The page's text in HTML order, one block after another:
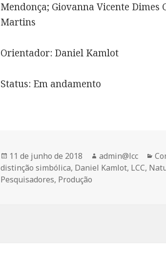
Mendonça; Giovanna Vicente Dimes
Martins
Orientador: Daniel Kamlot
Status: Em andamento
Publicado
em
11 de junho de 2018 Autor
admin@lcc
distinção simbólica, Daniel Kamlot, LCC,
Pesquisadores, Produção